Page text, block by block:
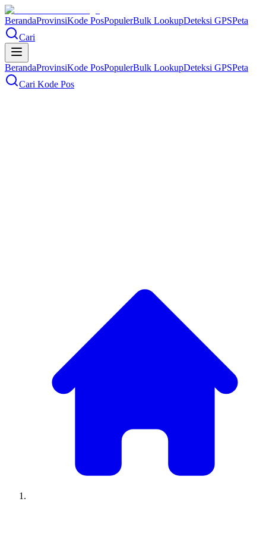
BerandaProvinsiKode PosPopulerBulk LookupDeteksi GPSPeta
Cari
BerandaProvinsiKode PosPopulerBulk LookupDeteksi GPSPeta
Cari Kode Pos